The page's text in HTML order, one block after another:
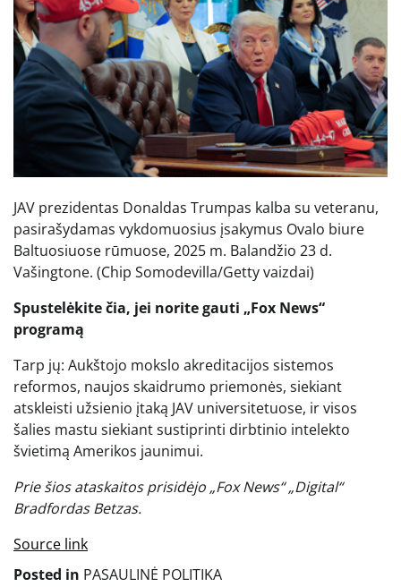
JAV prezidentas Donaldas Trumpas kalba su veteranu,
pasirašydamas vykdomuosius įsakymus Ovalo biure
Baltuosiuose rūmuose, 2025 m. Balandžio 23 d.
Vašingtone. (Chip Somodevilla/Getty vaizdai)
Spustelėkite čia, jei norite gauti „Fox News“
programą
Tarp jų: ​​Aukštojo mokslo akreditacijos sistemos
reformos, naujos skaidrumo priemonės, siekiant
atskleisti užsienio įtaką JAV universitetuose, ir visos
šalies mastu siekiant sustiprinti dirbtinio intelekto
švietimą Amerikos jaunimui.
Prie šios ataskaitos prisidėjo „Fox News“ „Digital“
Bradfordas Betzas.
Source link
Posted in PASAULINĖ POLITIKA